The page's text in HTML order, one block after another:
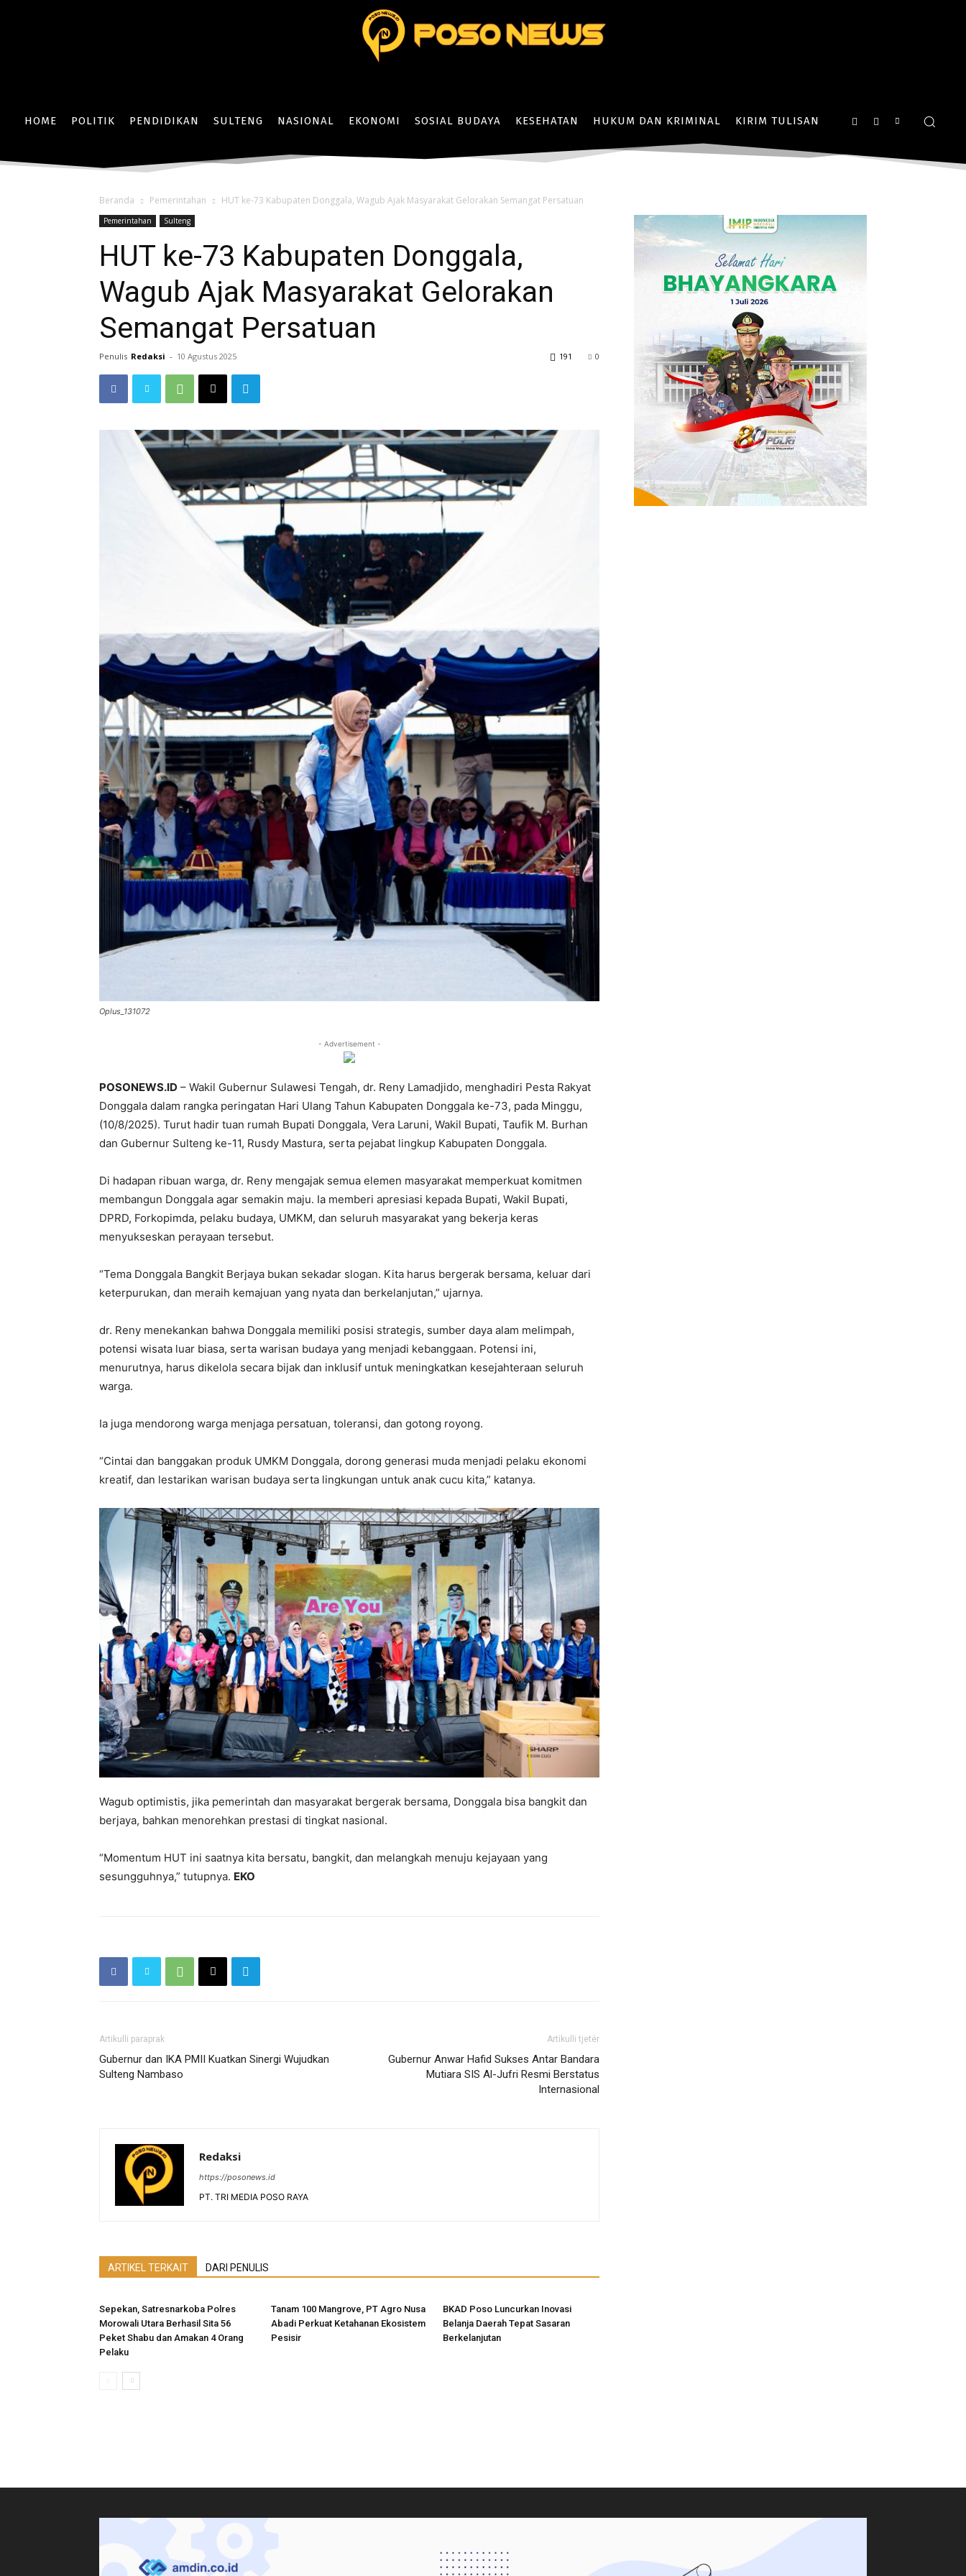
HOME POLITIK PENDIDIKAN SULTENG NASIONAL EKONOMI SOSIAL BUDAYA KESEHATAN HUKUM DAN KRIMINAL KIRIM TULISAN
Beranda Pemerintahan HUT ke-73 Kabupaten Donggala, Wagub Ajak Masyarakat Gelorakan Semangat Persatuan
Pemerintahan Sulteng
HUT ke-73 Kabupaten Donggala,
Wagub Ajak Masyarakat Gelorakan
Semangat Persatuan
Penulis Redaksi - 10 Agustus 2025 0
191
Oplus_131072
- Advertisement -
POSONEWS.ID – Wakil Gubernur Sulawesi Tengah, dr. Reny Lamadjido, menghadiri Pesta Rakyat
Donggala dalam rangka peringatan Hari Ulang Tahun Kabupaten Donggala ke-73, pada Minggu,
(10/8/2025). Turut hadir tuan rumah Bupati Donggala, Vera Laruni, Wakil Bupati, Taufik M. Burhan
dan Gubernur Sulteng ke-11, Rusdy Mastura, serta pejabat lingkup Kabupaten Donggala.
Di hadapan ribuan warga, dr. Reny mengajak semua elemen masyarakat memperkuat komitmen
membangun Donggala agar semakin maju. Ia memberi apresiasi kepada Bupati, Wakil Bupati,
DPRD, Forkopimda, pelaku budaya, UMKM, dan seluruh masyarakat yang bekerja keras
menyukseskan perayaan tersebut.
“Tema Donggala Bangkit Berjaya bukan sekadar slogan. Kita harus bergerak bersama, keluar dari
keterpurukan, dan meraih kemajuan yang nyata dan berkelanjutan,” ujarnya.
dr. Reny menekankan bahwa Donggala memiliki posisi strategis, sumber daya alam melimpah,
potensi wisata luar biasa, serta warisan budaya yang menjadi kebanggaan. Potensi ini,
menurutnya, harus dikelola secara bijak dan inklusif untuk meningkatkan kesejahteraan seluruh
warga.
Ia juga mendorong warga menjaga persatuan, toleransi, dan gotong royong.
“Cintai dan banggakan produk UMKM Donggala, dorong generasi muda menjadi pelaku ekonomi
kreatif, dan lestarikan warisan budaya serta lingkungan untuk anak cucu kita,” katanya.
Wagub optimistis, jika pemerintah dan masyarakat bergerak bersama, Donggala bisa bangkit dan
berjaya, bahkan menorehkan prestasi di tingkat nasional.
“Momentum HUT ini saatnya kita bersatu, bangkit, dan melangkah menuju kejayaan yang
sesungguhnya,” tutupnya. EKO
Artikulli paraprak
Gubernur dan IKA PMII Kuatkan Sinergi Wujudkan
Sulteng Nambaso
Artikulli tjetër
Gubernur Anwar Hafid Sukses Antar Bandara
Mutiara SIS Al-Jufri Resmi Berstatus
Internasional
Redaksi
https://posonews.id
PT. TRI MEDIA POSO RAYA
ARTIKEL TERKAIT DARI PENULIS
Sepekan, Satresnarkoba Polres
Morowali Utara Berhasil Sita 56
Peket Shabu dan Amakan 4 Orang
Pelaku
Tanam 100 Mangrove, PT Agro Nusa
Abadi Perkuat Ketahanan Ekosistem
Pesisir
BKAD Poso Luncurkan Inovasi
Belanja Daerah Tepat Sasaran
Berkelanjutan